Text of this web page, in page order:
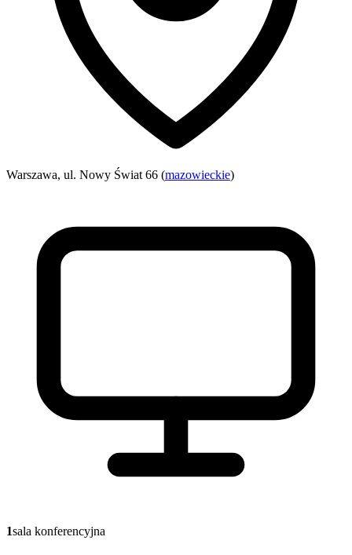
Warszawa, ul. Nowy Świat 66 (mazowieckie)
1sala konferencyjna